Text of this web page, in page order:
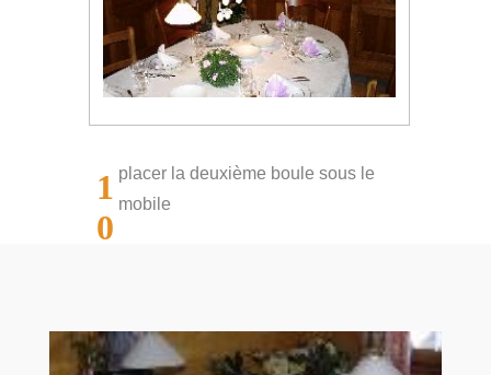
1
0
placer la deuxième boule sous le
mobile